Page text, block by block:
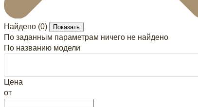
Найдено (0) Показать
По заданным параметрам ничего не найдено
По названию модели
Цена
от